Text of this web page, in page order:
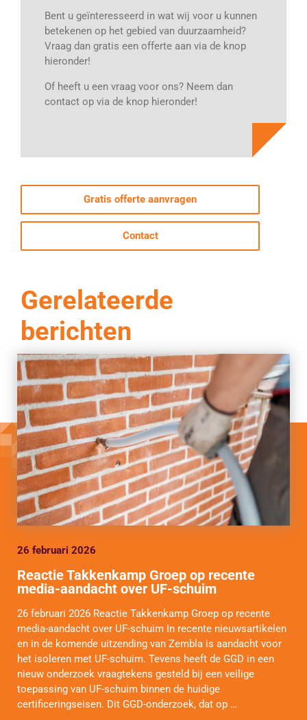
Bent u geïnteresseerd in wat wij voor u kunnen
betekenen op het gebied van duurzaamheid?
Vraag dan gratis een offerte aan via de knop
hieronder!
Of heeft u een vraag voor ons? Neem dan
contact op via de knop hieronder!
Gratis offerte aanvragen
Contact
Gerelateerde
berichten
26 februari 2026
Reactie Takkenkamp Groep op recente
media-aandacht over UF-schuim
26 februari 2026 Reactie Takkenkamp Groep op recente
media-aandacht over UF-schuim In recente nieuwsartikelen
en in de komende uitzending van Zembla is aandacht voor
het isoleren met UF-schuim. Tevens heeft de GGD in een
nieuw onderzoek vraagtekens gesteld bij een veilige
toepassing van UF-schuim binnen de huidige
certificeringseisen. Dit GGD-onderzoek, dat op …